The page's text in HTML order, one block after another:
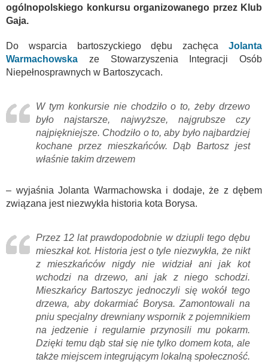
ogólnopolskiego konkursu organizowanego przez Klub
Gaja.
Do wsparcia bartoszyckiego dębu zachęca Jolanta
Warmachowska ze Stowarzyszenia Integracji Osób
Niepełnosprawnych w Bartoszycach.
W tym konkursie nie chodziło o to, żeby drzewo
było najstarsze, najwyższe, najgrubsze czy
najpiękniejsze. Chodziło o to, aby było najbardziej
kochane przez mieszkańców. Dąb Bartosz jest
właśnie takim drzewem
– wyjaśnia Jolanta Warmachowska i dodaje, że z dębem
związana jest niezwykła historia kota Borysa.
Przez 12 lat prawdopodobnie w dziupli tego dębu
mieszkał kot. Historia jest o tyle niezwykła, że nikt
z mieszkańców nigdy nie widział ani jak kot
wchodzi na drzewo, ani jak z niego schodzi.
Mieszkańcy Bartoszyc jednoczyli się wokół tego
drzewa, aby dokarmiać Borysa. Zamontowali na
pniu specjalny drewniany wspornik z pojemnikiem
na jedzenie i regularnie przynosili mu pokarm.
Dzięki temu dąb stał się nie tylko domem kota, ale
także miejscem integrującym lokalną społeczność.